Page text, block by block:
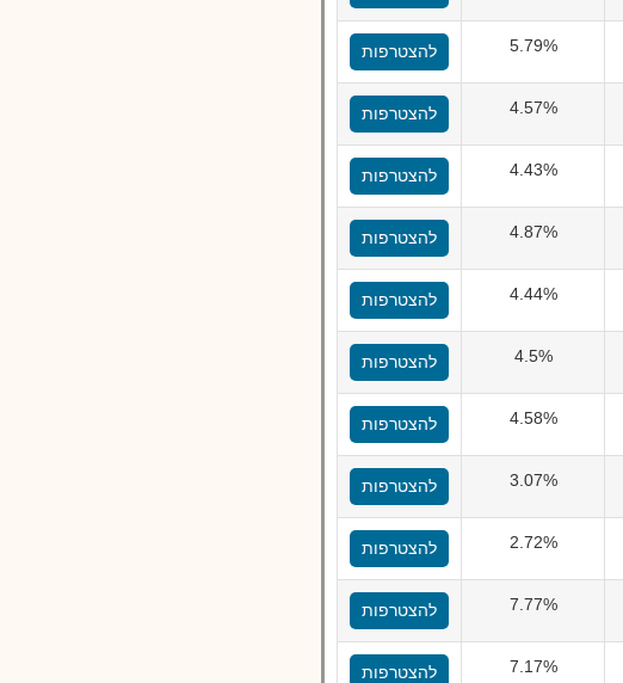
5.79% להצטרפות
4.57% להצטרפות
4.43% להצטרפות
4.87% להצטרפות
4.44% להצטרפות
4.5% להצטרפות
4.58% להצטרפות
3.07% להצטרפות
2.72% להצטרפות
7.77% להצטרפות
7.17% להצטרפות